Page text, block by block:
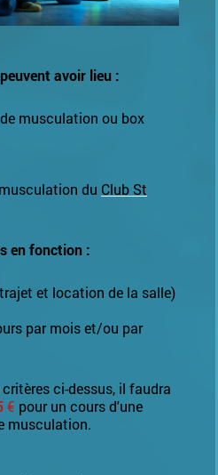
avoir lieu :
musculation ou box
du Club St
en fonction :
et location de la salle)
par mois et/ou par
ci-dessus, il faudra
€ pour un cours d'une
musculation.